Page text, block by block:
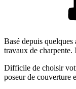
Basé depuis
travaux de charpente.
Difficile de choisir
poseur de couverture